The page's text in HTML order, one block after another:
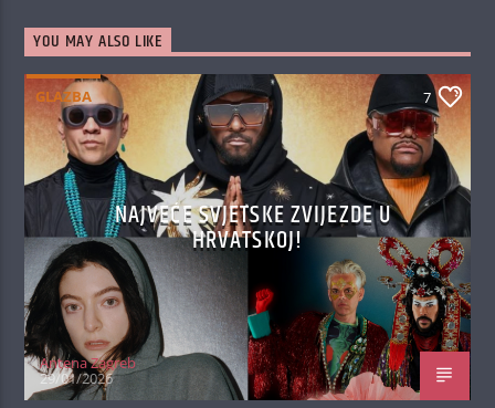
YOU MAY ALSO LIKE
GLAZBA 7
NAJVEĆE SVJETSKE ZVIJEZDE U
HRVATSKOJ!
Antena Zagreb
29/01/2026